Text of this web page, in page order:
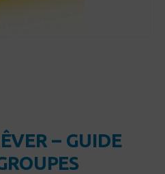
– GUIDE